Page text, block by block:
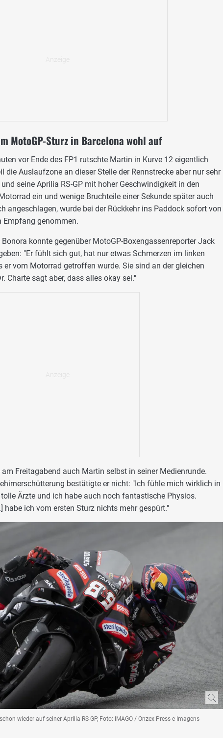
MotoGP-Sturz in Barcelona wohl auf
vor Ende des FP1 rutschte Martin in Kurve 12 eigentlich
die Auslaufzone an dieser Stelle der Rennstrecke aber nur sehr
seine Aprilia RS-GP mit hoher Geschwindigkeit in den
ein und wenige Bruchteile einer Sekunde später auch
angeschlagen, wurde bei der Rückkehr ins Paddock sofort von
Empfang genommen.
konnte gegenüber MotoGP-Boxengassenreporter Jack
"Er fühlt sich gut, hat nur etwas Schmerzen im linken
er vom Motorrad getroffen wurde. Sie sind an der gleichen
Charte sagt aber, dass alles okay sei."
Freitagabend auch Martin selbst in seiner Medienrunde.
bestätigte er nicht: "Ich fühle mich wirklich in
Ärzte und ich habe auch noch fantastische Physios.
habe ich vom ersten Sturz nichts mehr gespürt."
wieder auf seiner Aprilia RS-GP, Foto: IMAGO / Onzex Press e Imagens